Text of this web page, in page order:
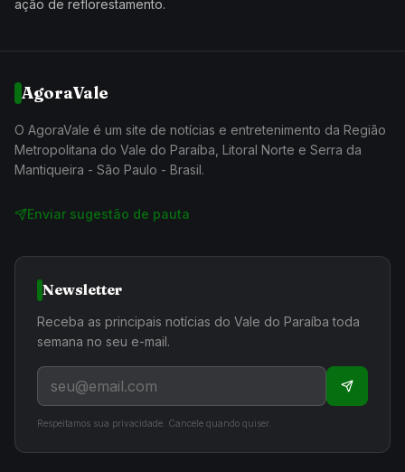
ação de reflorestamento.
AgoraVale
O AgoraVale é um site de notícias e entretenimento da Região
Metropolitana do Vale do Paraíba, Litoral Norte e Serra da
Mantiqueira - São Paulo - Brasil.
Enviar sugestão de pauta
Newsletter
Receba as principais notícias do Vale do Paraíba toda
semana no seu e-mail.
Respeitamos sua privacidade. Cancele quando quiser.